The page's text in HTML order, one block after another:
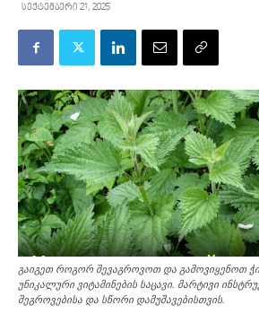
სექტემბერი 21, 2025
გაიგეთ როგორ შევაგროვოთ და გამოვიყენოთ
უნიკალური ვიტამინების საცავი. მარტივი
შეგროვებისა და სწორი დამუშავებისთვის.